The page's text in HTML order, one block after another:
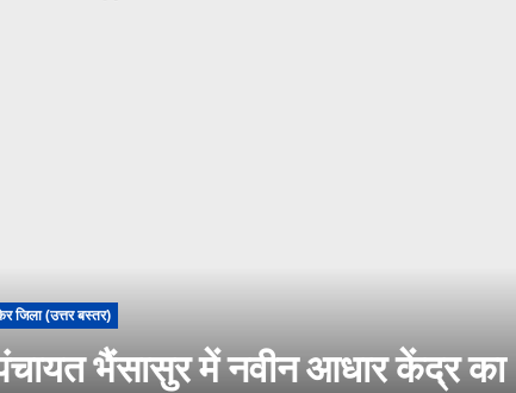
जिला (उत्तर बस्तर)
भैंसासुर में नवीन आधार केंद्र का